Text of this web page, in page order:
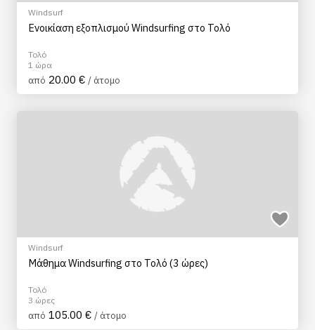
Windsurf
Ενοικίαση εξοπλισμού Windsurfing στο Τολό
Τολό
1 ώρα
από 20.00 € / άτομο
Windsurf
Μάθημα Windsurfing στο Τολό (3 ώρες)
Τολό
3 ώρες
από 105.00 € / άτομο